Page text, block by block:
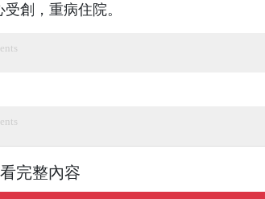
創，重病住院。
完整內容